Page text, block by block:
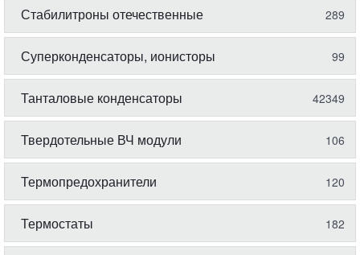
Стабилитроны отечественные 289
Суперконденсаторы, ионисторы 99
Танталовые конденсаторы 42349
Твердотельные ВЧ модули 106
Термопредохранители 120
Термостаты 182